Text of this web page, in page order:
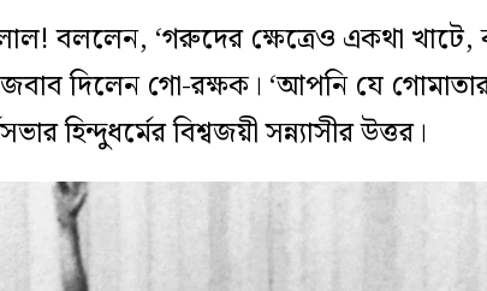
বললেন, ‘গরুদের ক্ষেত্রেও একথা খাটে,
দিলেন গো-রক্ষক। ‘আপনি যে
হিন্দুধর্মের বিশ্বজয়ী সন্ন্যাসীর উত্তর।